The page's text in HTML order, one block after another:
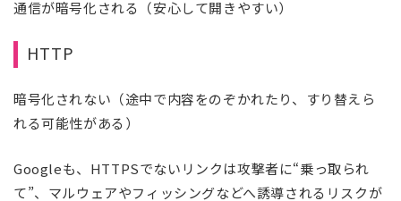
通信が暗号化される（安心して開きやすい）
HTTP
暗号化されない（途中で内容をのぞかれたり、すり替えら
れる可能性がある）
Googleも、HTTPSでないリンクは攻撃者に“乗っ取られ
て”、マルウェアやフィッシングなどへ誘導されるリスクが